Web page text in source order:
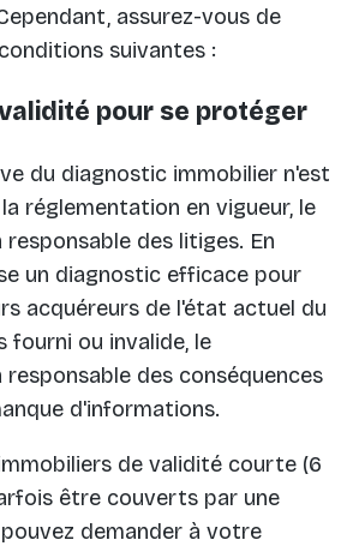
assurez-vous de
suivantes :
pour se protéger
du diagnostic immobilier n'est
réglementation en vigueur, le
des litiges. En
un diagnostic efficace pour
acquéreurs de l'état actuel du
fourni ou invalide, le
des conséquences
d'informations.
de validité courte (6
être couverts par une
demander à votre